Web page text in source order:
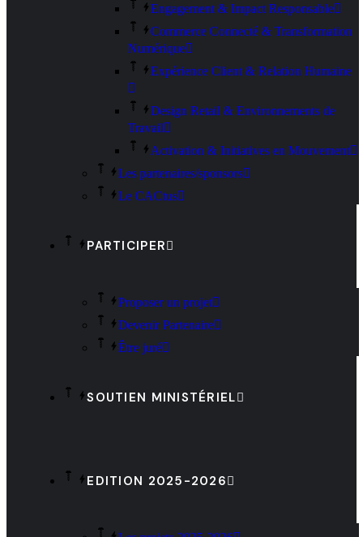
Engagement & Impact Responsable
Commerce Connecté & Transformation
Numérique
Expérience Client & Relation Humaine
Design Retail & Environnements de
Travail
Activation & Initiatives en Mouvement
Les partenaires/sponsors
Le CACtus
PARTICIPER
Proposer un projet
Devenir Partenaire
Être juré
SOUTIEN MINISTÉRIEL
EDITION 2025-2026